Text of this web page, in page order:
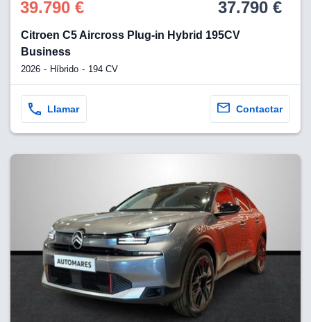
39.790 € 37.790 €
Citroen C5 Aircross Plug-in Hybrid 195CV
Business
2026 Híbrido 194 CV
Llamar Contactar